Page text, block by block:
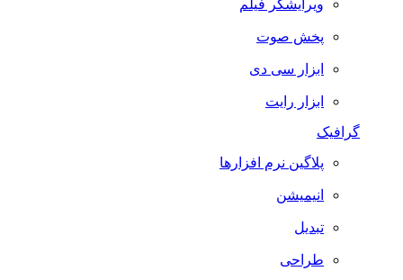
ویرایشگر فیلم
پخش صوت
ابزار سی دی
ابزار رایت
گرافیک
پلاگین نرم افزارها
انیمیشن
تبدیل
طراحی